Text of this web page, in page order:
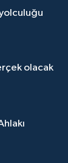
yolculuğu
olacak